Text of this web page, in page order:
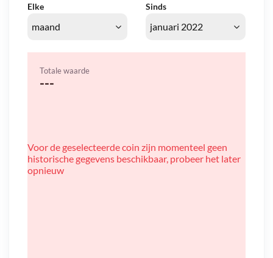
Elke Sinds
Totale waarde
---
Voor de geselecteerde coin zijn momenteel geen
historische gegevens beschikbaar, probeer het later
opnieuw